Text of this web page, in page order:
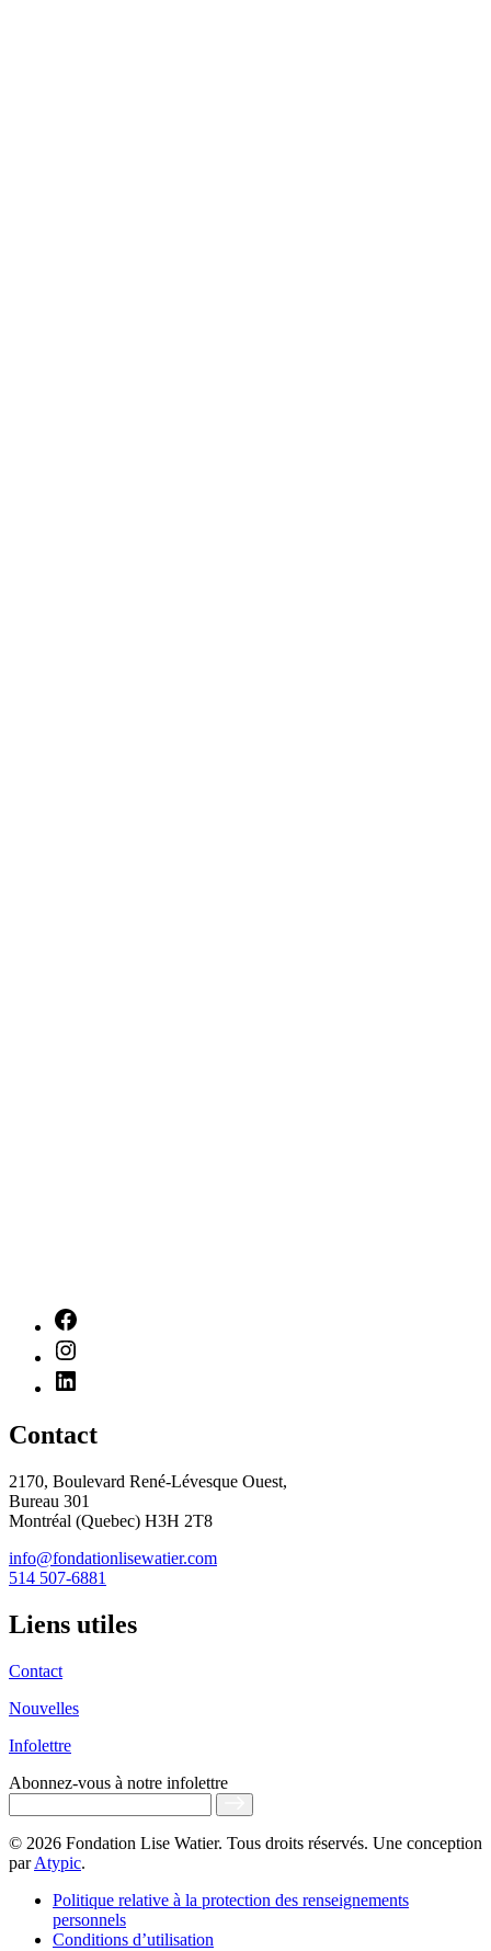
Contact
2170, Boulevard René-Lévesque Ouest,
Bureau 301
Montréal (Quebec) H3H 2T8
info@fondationlisewatier.com
514 507-6881
Liens utiles
Contact
Nouvelles
Infolettre
Abonnez-vous à notre infolettre
© 2026 Fondation Lise Watier. Tous droits réservés. Une conception
parAtypic.
Politique relative à la protection des renseignements
personnels
Conditions d’utilisation